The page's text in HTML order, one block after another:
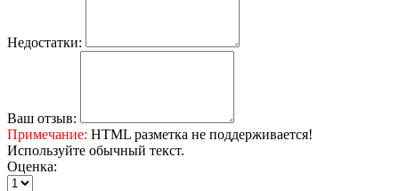
Недостатки:
Ваш отзыв:
Примечание: HTML разметка не поддерживается!
Используйте обычный текст.
Оценка: